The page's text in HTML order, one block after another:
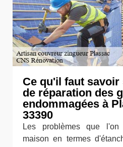
Ce qu'il faut
de réparation des
endommagées à
33390
Les problèmes que
maison en termes